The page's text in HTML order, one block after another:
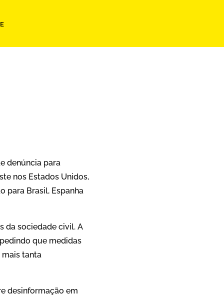
denúncia para
nos Estados Unidos,
para Brasil, Espanha
da sociedade civil. A
que medidas
tanta
desinformação em